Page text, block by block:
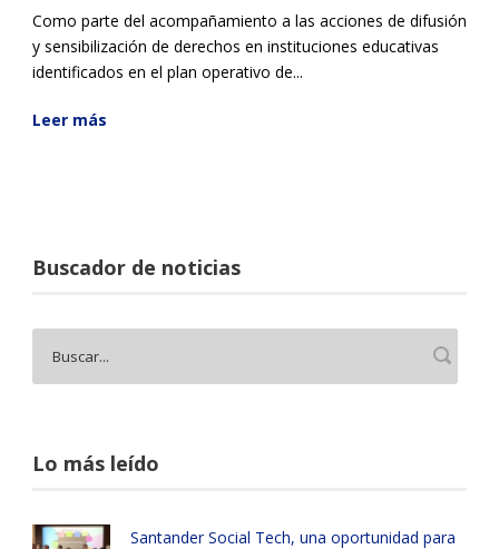
Como parte del acompañamiento a las acciones de difusión
y sensibilización de derechos en instituciones educativas
identificados en el plan operativo de...
Leer más
Buscador de noticias
Lo más leído
Santander Social Tech, una oportunidad para